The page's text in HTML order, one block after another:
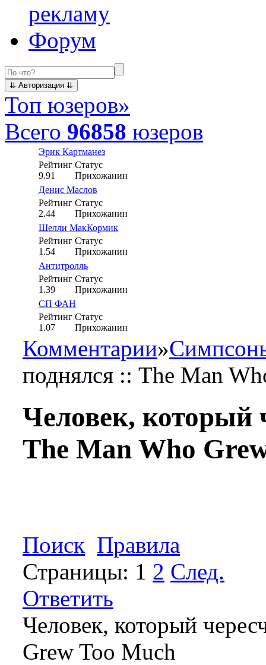
рекламу
Форум
Топ юзеров»
Всего 96858 юзеров
Эрик Картманез
Рейтинг
9.91
Статус
Прихожанин
Денис Маслов
Рейтинг
2.44
Статус
Прихожанин
Шелли МакКормик
Рейтинг
1.54
Статус
Прихожанин
Антитролль
Рейтинг
1.39
Статус
Прихожанин
СП ФАН
Рейтинг
1.07
Статус
Прихожанин
Комментарии»
поднялся :: The Man
Человек, который
The Man Who
Поиск Правила
Страницы: 1 2 След.
Ответить
Человек, который
Grew Too Much